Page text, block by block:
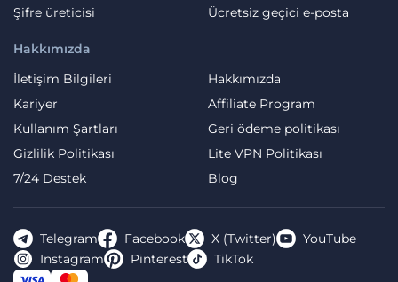
Hakkımızda
İletişim Bilgileri
Hakkımızda
Kariyer
Affiliate Program
Kullanım Şartları
Geri ödeme politikası
Gizlilik Politikası
Lite VPN Politikası
7/24 Destek
Blog
Şifre üreticisi
Ücretsiz geçici e-posta
Telegram Facebook X (Twitter)
YouTube
Instagram
Pinterest TikTok